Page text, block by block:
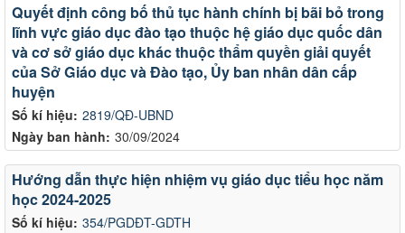
Số kí hiệu: 2819/QĐ-UBND
Ngày ban hành: 30/09/2024
Quyết định công bố thủ tục hành chính bị bãi bỏ trong
lĩnh vực giáo dục đào tạo thuộc hệ giáo dục quốc dân
và cơ sở giáo dục khác thuộc thẩm quyền giải quyết
của Sở Giáo dục và Đào tạo, Ủy ban nhân dân cấp
huyện
Số kí hiệu: 354/PGDĐT-GDTH
Hướng dẫn thực hiện nhiệm vụ giáo dục tiểu học năm
học 2024-2025